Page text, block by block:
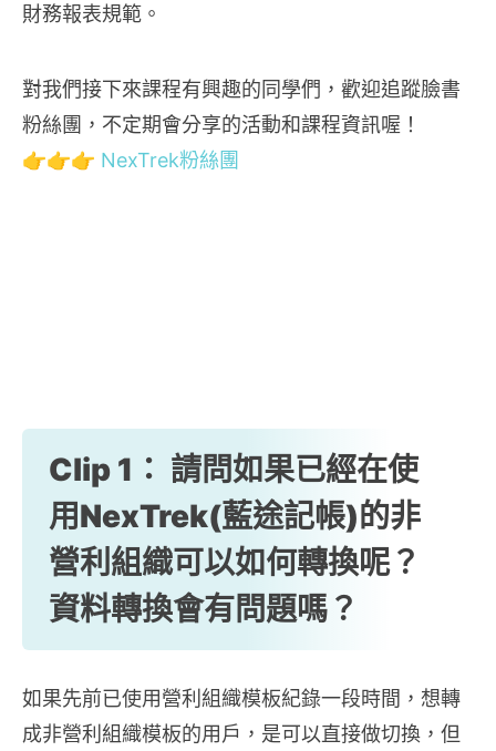
財務報表規範。
對我們接下來課程有興趣的同學們，歡迎追蹤臉書
粉絲團，不定期會分享的活動和課程資訊喔！
👉👉👉 NexTrek粉絲團
Clip 1： 請問如果已經在使
用NexTrek(藍途記帳)的非
營利組織可以如何轉換呢？
資料轉換會有問題嗎？
如果先前已使用營利組織模板紀錄一段時間，想轉
成非營利組織模板的用戶，是可以直接做切換，但